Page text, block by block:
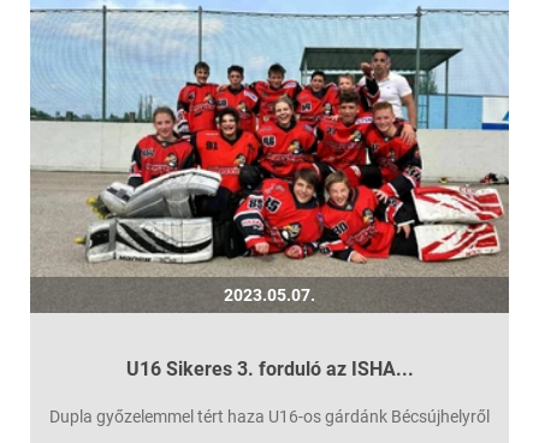
2023.05.07.
U16 Sikeres 3. forduló az ISHA...
Dupla győzelemmel tért haza U16-os gárdánk Bécsújhelyről